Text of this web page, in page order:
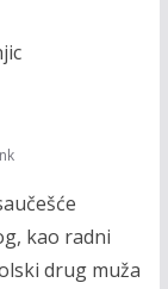
kao radni
drug muža